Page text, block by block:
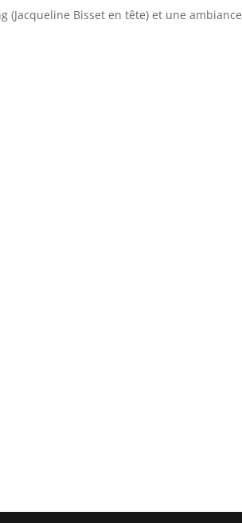
Bisset en tête) et une ambiance